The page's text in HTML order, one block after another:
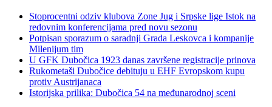
Stoprocentni odziv klubova Zone Jug i Srpske lige Istok na
redovnim konferencijama pred novu sezonu
Potpisan sporazum o saradnji Grada Leskovca i kompanije
Milenijum tim
U GFK Dubočica 1923 danas završene registracije prinova
Rukometaši Dubočice debituju u EHF Evropskom kupu
protiv Austrijanaca
Istorijska prilika: Dubočica 54 na međunarodnoj sceni